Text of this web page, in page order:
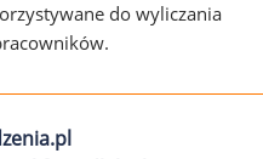
do wyliczania